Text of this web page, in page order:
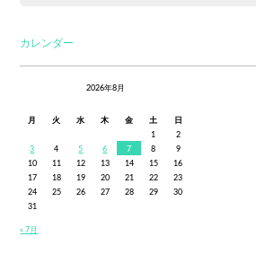
カレンダー
2026年8月
月 火 水 木 金 土
日
1
2
3
4 5 6 7 8
9
10
11 12 13 14 15
16
17
18 19 20 21 22
23
24
25 26 27 28 29
30
31
« 7月